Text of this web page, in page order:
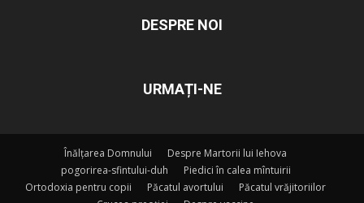
DESPRE NOI
URMAȚI-NE
Înălțarea Domnului
Despre Martorii lui Iehova
pogorirea-sfintului-duh
Piedici în calea mîntuirii
Ortodoxia pentru copii
Păcatul avortului
Păcatul vrăjitoriilor